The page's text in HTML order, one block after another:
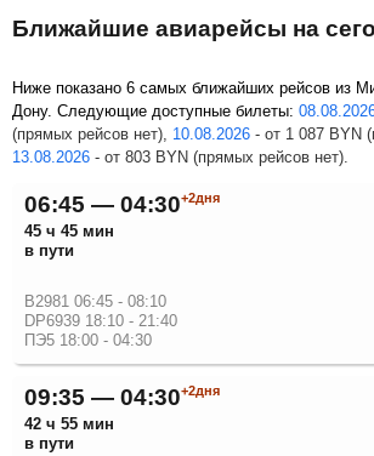
Ближайшие авиарейсы на
Ниже показано 6 самых ближайших рейсов из Минска в Ростов-на-
Дону. Следующие доступные билеты:
(прямых рейсов нет), 10.08.2026 - от 1 087 BYN
13.08.2026 - от 803 BYN (прямых рейсов нет).
06:45 — 04:30+2дня
45 ч 45 мин
в пути
B2981 06:45 - 08:10
DP6939 18:10 - 21:40
ПЭ5 18:00 - 04:30
09:35 — 04:30+2дня
42 ч 55 мин
в пути